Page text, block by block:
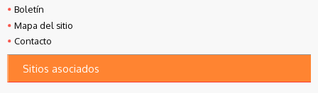
Boletín
Mapa del sitio
Contacto
Sitios asociados